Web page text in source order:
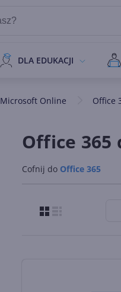
DLA EDUKACJI
Microsoft Online Office
Office 365
Cofnij do Office 365